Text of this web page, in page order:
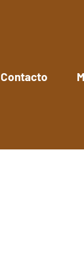
Contacto